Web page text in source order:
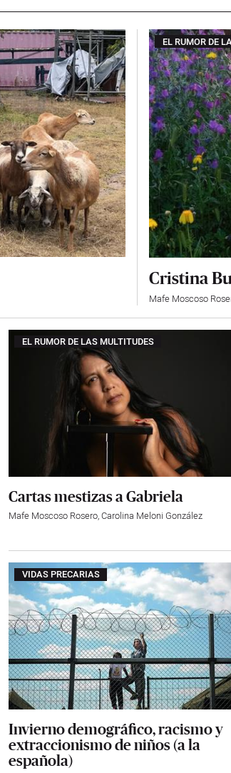
EL RUMOR DE
Cristina
Mafe Moscoso
EL RUMOR DE LAS MULTITUDES
Cartas mestizas a Gabriela
Mafe Moscoso Rosero,Carolina Meloni González
VIDAS PRECARIAS
Invierno demográfico, racismo y
extraccionismo de niños (a la
española)